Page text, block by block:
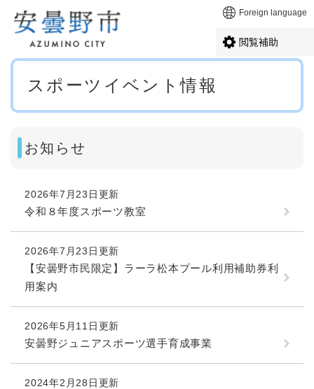
メニューを飛ばして本文へ Foreign language
閲覧補助
本
スポーツイベント情報
お知らせ
2026年7月23日更新
令和８年度スポーツ教室
2026年7月23日更新
【安曇野市民限定】ラーラ松本プール利用補助券利
用案内
2026年5月11日更新
安曇野ジュニアスポーツ選手育成事業
2024年2月28日更新